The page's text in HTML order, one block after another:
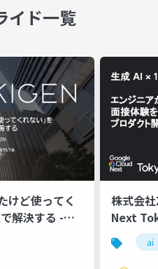
イド一覧
けど使ってく
解決する -
株式会
Next
ータ エンジニアが語る、 面接体験を変
革する
ai